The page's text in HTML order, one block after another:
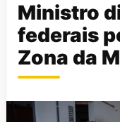
Ministro
federais
Zona da